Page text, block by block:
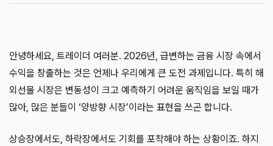
안녕하세요, 트레이더 여러분. 2026년, 급변하는 금융 시장 속에서
수익을 창출하는 것은 언제나 우리에게 큰 도전 과제입니다. 특히 해
외선물 시장은 변동성이 크고 예측하기 어려운 움직임을 보일 때가
많아, 많은 분들이 ‘양방향 시장’이라는 표현을 쓰곤 합니다.
상승장에서도, 하락장에서도 기회를 포착해야 하는 상황이죠. 하지